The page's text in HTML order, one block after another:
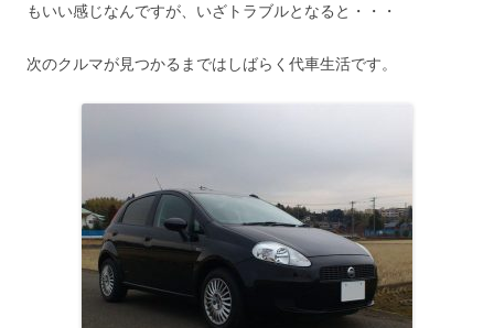
もいい感じなんですが、いざトラブルとなると・・・
次のクルマが見つかるまではしばらく代車生活です。